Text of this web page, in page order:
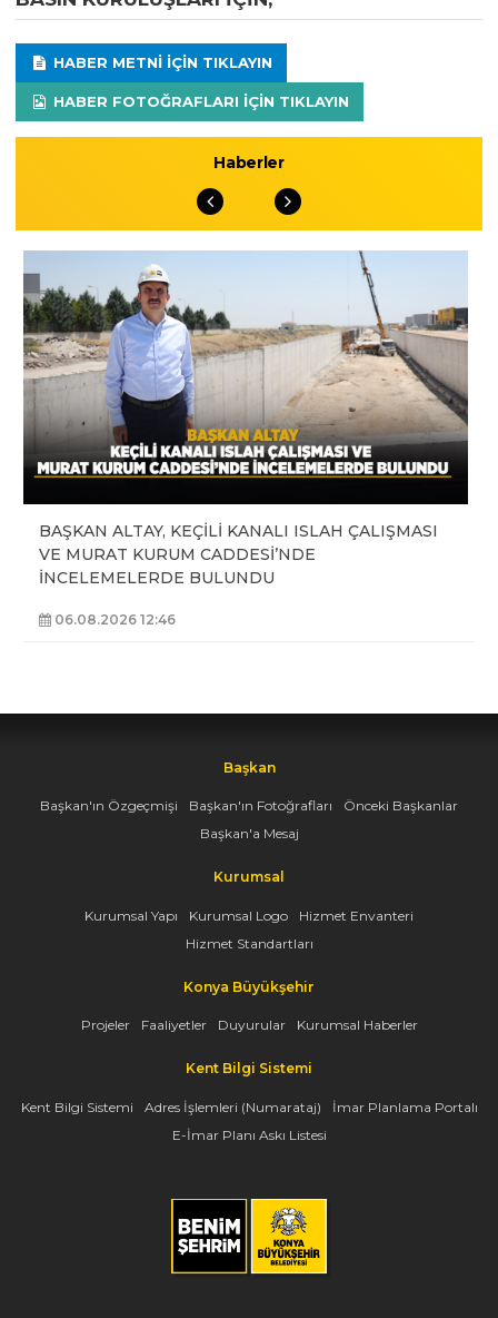
HABER METNI IÇIN TIKLAYIN
HABER FOTOĞRAFLARI IÇIN TIKLAYIN
Haberler
BAŞKAN ALTAY, KEÇİLİ KANALI ISLAH ÇALIŞMASI
VE MURAT KURUM CADDESİ’NDE
İNCELEMELERDE BULUNDU
06.08.2026 12:46
Başkan
Başkan'ın Özgeçmişi Başkan'ın Fotoğrafları
Önceki Başkanlar
Başkan'a Mesaj
Kurumsal
Kurumsal Yapı Kurumsal Logo
Hizmet Envanteri
Hizmet Standartları
Konya Büyükşehir
Projeler Faaliyetler Duyurular Kurumsal Haberler
Kent Bilgi Sistemi
Kent Bilgi Sistemi Adres İşlemleri (Numarataj)
İmar Planlama Portalı
E-İmar Planı Askı Listesi